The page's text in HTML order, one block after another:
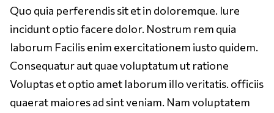
Quo quia perferendis sit et in doloremque. Iure
incidunt optio facere dolor. Nostrum rem quia
laborum Facilis enim exercitationem iusto quidem.
Consequatur aut quae voluptatum ut ratione
Voluptas et optio amet laborum illo veritatis. officiis
quaerat maiores ad sint veniam. Nam voluptatem